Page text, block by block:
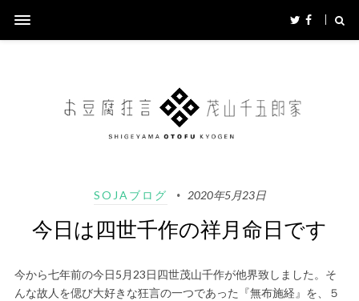
SOJAブログ 2020年5月23日
今日は四世千作の祥月命日です
今から七年前の今日5月23日四世茂山千作が他界致しました。そ
んな故人を偲び大好きな狂言の一つであった『無布施経』を、５